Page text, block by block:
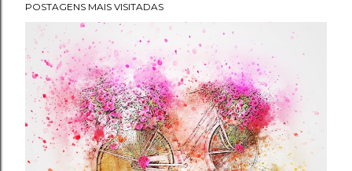
POSTAGENS MAIS VISITADAS